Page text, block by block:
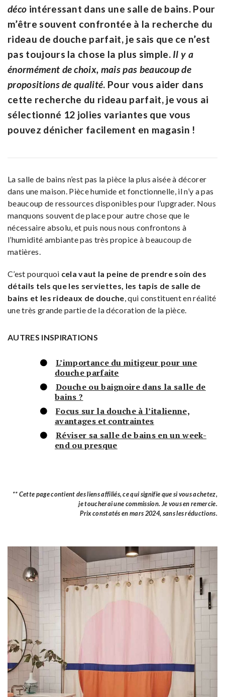
déco intéressant dans une salle de bains. Pour
m’être souvent confrontée à la recherche du
rideau de douche parfait, je sais que ce n’est
pas toujours la chose la plus simple. Il y a
énormément de choix, mais pas beaucoup de
propositions de qualité. Pour vous aider dans
cette recherche du rideau parfait, je vous ai
sélectionné 12 jolies variantes que vous
pouvez dénicher facilement en magasin !
La salle de bains n’est pas la pièce la plus aisée à décorer
dans une maison. Pièce humide et fonctionnelle, il n’y a pas
beaucoup de ressources disponibles pour l’upgrader. Nous
manquons souvent de place pour autre chose que le
nécessaire absolu, et puis nous nous confrontons à
l’humidité ambiante pas très propice à beaucoup de
matières.
C’est pourquoi cela vaut la peine de prendre soin des
détails tels que les serviettes, les tapis de salle de
bains et les rideaux de douche , qui constituent en réalité
une très grande partie de la décoration de la pièce.
AUTRES INSPIRATIONS
L’importance du mitigeur pour une
douche parfaite
Douche ou baignoire dans la salle de
bains ?
Focus sur la douche à l’italienne,
avantages et contraintes
Réviser sa salle de bains en un week-
end ou presque
** Cette page contient des liens affiliés, ce qui signifie que si vous achetez,
je toucherai une commission. Je vous en remercie.
Prix constatés en mars 2024, sans les réductions.